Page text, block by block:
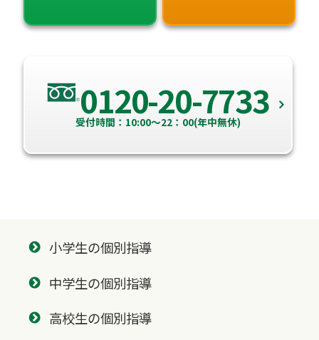
0120-20-7733
受付時間：10:00～22：00(年中無休)
小学生の個別指導
中学生の個別指導
高校生の個別指導